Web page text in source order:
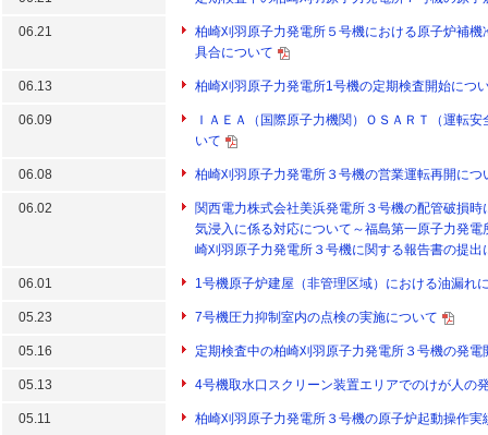
06.21
柏崎刈羽原子力発電所５号機における原子炉補
具合について
06.13 柏崎刈羽原子力発電所1号機の定期検査開始につ
06.09
ＩＡＥＡ（国際原子力機関）ＯＳＡＲＴ（運転
いて
06.08 柏崎刈羽原子力発電所３号機の営業運転再開につ
06.02
関西電力株式会社美浜発電所３号機の配管破損
気浸入に係る対応について～福島第一原子力発
崎刈羽原子力発電所３号機に関する報告書の提出
06.01 1号機原子炉建屋（非管理区域）における油漏れ
05.23 7号機圧力抑制室内の点検の実施について
05.16 定期検査中の柏崎刈羽原子力発電所３号機の発電
05.13 4号機取水口スクリーン装置エリアでのけが人の
05.11 柏崎刈羽原子力発電所３号機の原子炉起動操作実